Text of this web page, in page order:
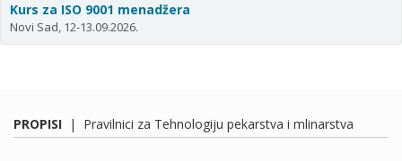
Kurs za ISO 9001 menadžera
Novi Sad, 12-13.09.2026.
PROPISI | Pravilnici za Tehnologiju pekarstva i mlinarstva